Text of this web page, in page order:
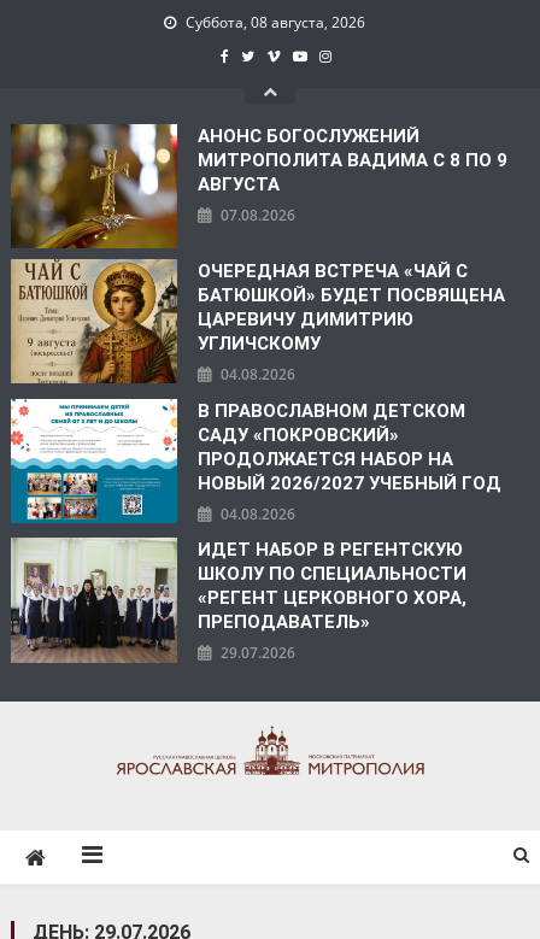
Суббота, 08 августа, 2026
АНОНС БОГОСЛУЖЕНИЙ
МИТРОПОЛИТА ВАДИМА С 8 ПО 9
АВГУСТА
07.08.2026
ОЧЕРЕДНАЯ ВСТРЕЧА «ЧАЙ С
БАТЮШКОЙ» БУДЕТ ПОСВЯЩЕНА
ЦАРЕВИЧУ ДИМИТРИЮ
УГЛИЧСКОМУ
04.08.2026
В ПРАВОСЛАВНОМ ДЕТСКОМ
САДУ «ПОКРОВСКИЙ»
ПРОДОЛЖАЕТСЯ НАБОР НА
НОВЫЙ 2026/2027 УЧЕБНЫЙ ГОД
04.08.2026
ИДЕТ НАБОР В РЕГЕНТСКУЮ
ШКОЛУ ПО СПЕЦИАЛЬНОСТИ
«РЕГЕНТ ЦЕРКОВНОГО ХОРА,
ПРЕПОДАВАТЕЛЬ»
29.07.2026
ДЕНЬ: 29.07.2026